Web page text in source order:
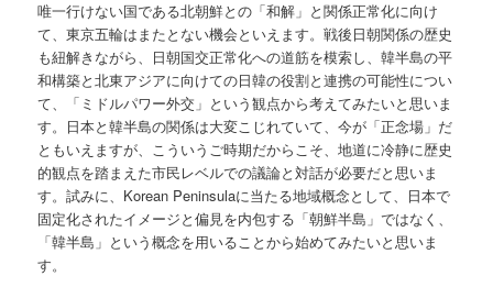
唯一行けない国である北朝鮮との「和解」と関係正常化に向け
て、東京五輪はまたとない機会といえます。戦後日朝関係の歴史
も紐解きながら、日朝国交正常化への道筋を模索し、韓半島の平
和構築と北東アジアに向けての日韓の役割と連携の可能性につい
て、「ミドルパワー外交」という観点から考えてみたいと思いま
す。日本と韓半島の関係は大変こじれていて、今が「正念場」だ
ともいえますが、こういうご時期だからこそ、地道に冷静に歴史
的観点を踏まえた市民レベルでの議論と対話が必要だと思いま
す。試みに、Korean Peninsulaに当たる地域概念として、日本で
固定化されたイメージと偏見を内包する「朝鮮半島」ではなく、
「韓半島」という概念を用いることから始めてみたいと思いま
す。